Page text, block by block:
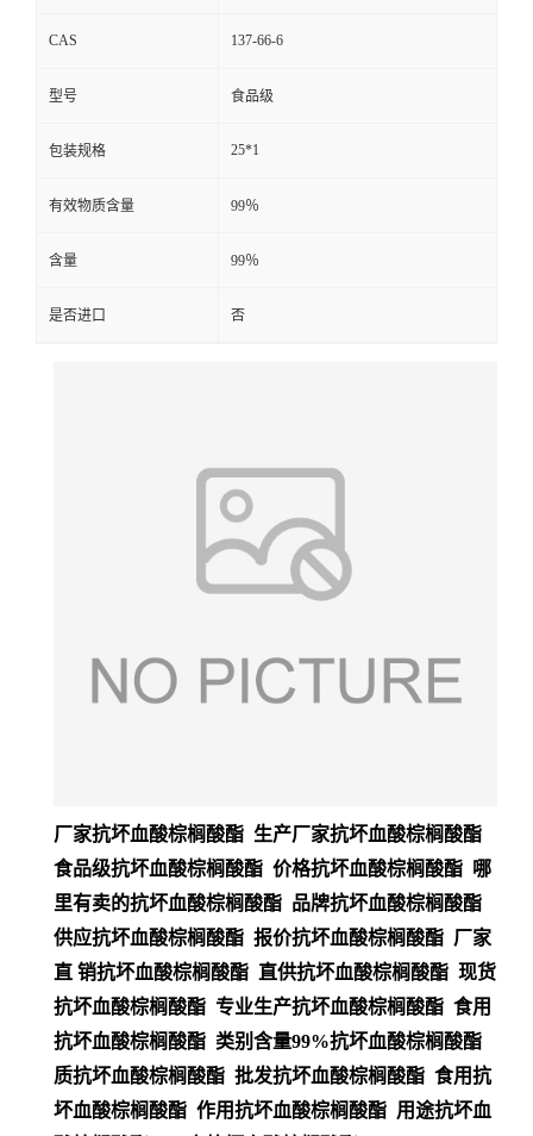
CAS 137-66-6
型号 食品级
包装规格 25*1
有效物质含量 99％
含量 99％
是否进口 否
厂家抗坏血酸棕榈酸酯 生产厂家抗坏血酸棕榈酸酯
食品级抗坏血酸棕榈酸酯 价格抗坏血酸棕榈酸酯 哪
里有卖的抗坏血酸棕榈酸酯 品牌抗坏血酸棕榈酸酯
供应抗坏血酸棕榈酸酯 报价抗坏血酸棕榈酸酯 厂家
直 销抗坏血酸棕榈酸酯 直供抗坏血酸棕榈酸酯 现货
抗坏血酸棕榈酸酯 专业生产抗坏血酸棕榈酸酯 食用
抗坏血酸棕榈酸酯 类别含量99%抗坏血酸棕榈酸酯
质抗坏血酸棕榈酸酯 批发抗坏血酸棕榈酸酯 食用抗
坏血酸棕榈酸酯 作用抗坏血酸棕榈酸酯 用途抗坏血